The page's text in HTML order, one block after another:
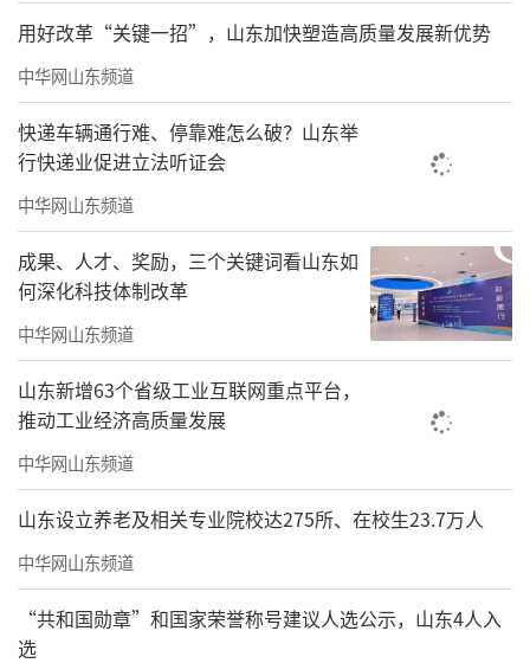
用好改革“关键一招”，山东加快塑造高质量发展新优势
中华网山东频道
快递车辆通行难、停靠难怎么破？山东举
行快递业促进立法听证会
中华网山东频道
成果、人才、奖励，三个关键词看山东如
何深化科技体制改革
中华网山东频道
山东新增63个省级工业互联网重点平台，
推动工业经济高质量发展
中华网山东频道
山东设立养老及相关专业院校达275所、在校生23.7万人
中华网山东频道
“共和国勋章”和国家荣誉称号建议人选公示，山东4人入
选